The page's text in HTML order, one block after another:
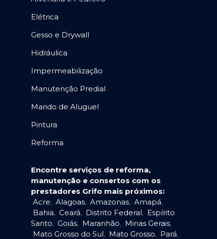
Elétrica
Gesso e Drywall
Hidráulica
Impermeabilização
Manutenção Predial
Marido de Aluguel
Pintura
Reforma
Encontre serviços de reforma,
manutenção e consertos com os
prestadores Grifo mais próximos:
Acre, Alagoas, Amazonas, Amapá,
Bahia, Ceará, Distrito Federal, Espírito
Santo, Goiás, Maranhão, Minas Gerais,
Mato Grosso do Sul, Mato Grosso, Pará,